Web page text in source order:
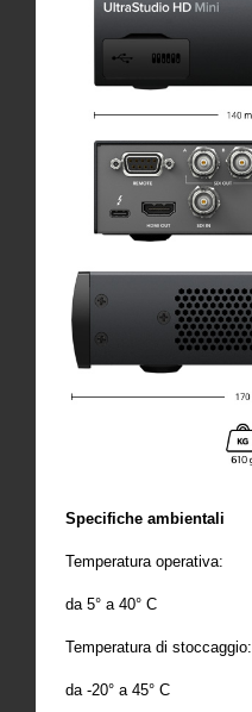
Specifiche ambientali
Temperatura operativa:
da 5° a 40° C
Temperatura di stoccaggio:
da -20° a 45° C